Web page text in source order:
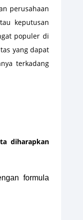
perusahaan
keputusan
populer di
yang dapat
terkadang
diharapkan
formula